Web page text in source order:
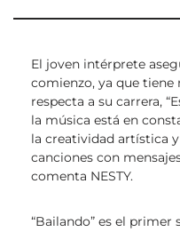
El joven intérprete
comienzo, ya que tiene
respecta a su carrera,
la música está en
la creatividad artística
canciones con
comenta NESTY.
“Bailando” es el